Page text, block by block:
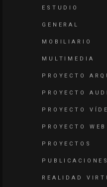
ESTUDIO
GENERAL
MOBILIARIO
MULTIMEDIA
PROYECTO
PROYECTO
PROYECTO
PROYECTO
PROYECTOS
PUBLICACIONES
REALIDAD